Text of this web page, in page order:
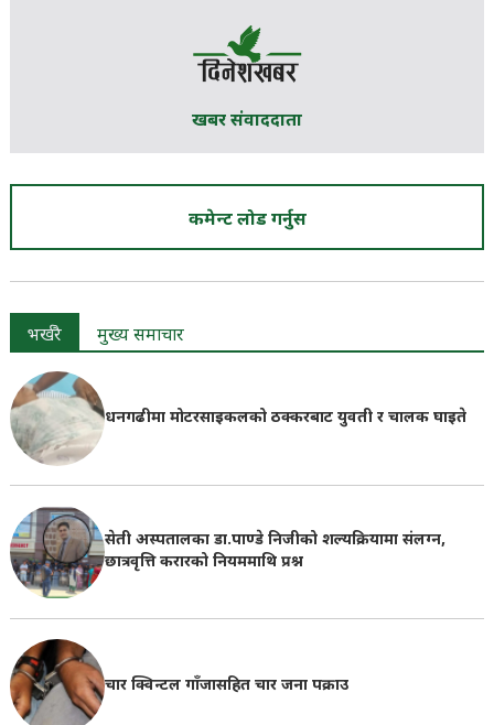
खबर संवाददाता
कमेन्ट लोड गर्नुस
भर्खरै मुख्य समाचार
धनगढीमा मोटरसाइकलको ठक्करबाट युवती र चालक घाइते
सेती अस्पतालका डा.पाण्डे निजीको शल्यक्रियामा संलग्न,
छात्रवृत्ति करारको नियममाथि प्रश्न
चार क्विन्टल गाँजासहित चार जना पक्राउ